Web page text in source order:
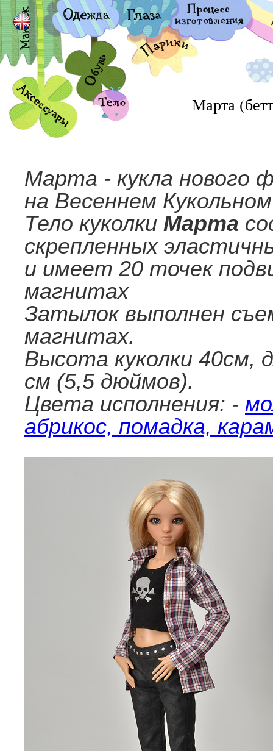
Марта
Марта - кукла нового
на Весеннем
Тело куколки Марта
скрепленных
и имеет 20 точек
магнитах
Затылок выполнен
магнитах.
Высота куколки 40см,
см (5,5 дюймов).
Цвета исполнения: -
абрикос, помадка,